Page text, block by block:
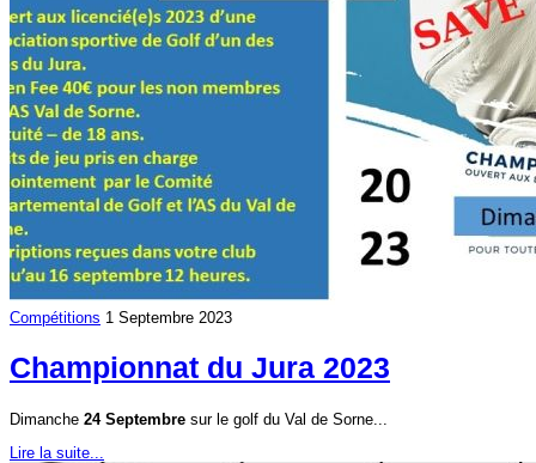
Compétitions 1 Septembre 2023
Championnat du Jura 2023
Dimanche 24 Septembre sur le golf du Val de Sorne...
Lire la suite...